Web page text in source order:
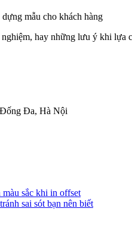
mẫu cho khách hàng
hay những lưu ý khi
Đa, Hà Nội
sắc khi in offset
sai sót bạn nên biết